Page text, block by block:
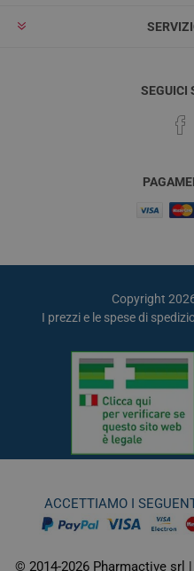
SEGUICI
Copyright
I prezzi e le spese di
ACCETTIAMO I
© 2014-2026 Pharmactive srl